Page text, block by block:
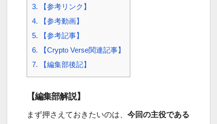
3. 【参考リンク】
4. 【参考動画】
5. 【参考記事】
6. 【Crypto Verse関連記事】
7. 【編集部後記】
【編集部解説】
まず押さえておきたいのは、 今回の主役である